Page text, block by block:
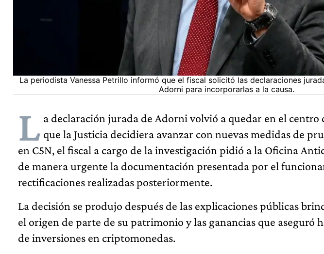
La periodista Vanessa Petrillo informó que el fiscal solicitó las declaraciones
Adorni para incorporarlas a la causa.
L a declaración jurada de Adorni volvió a quedar en el centro
que la Justicia decidiera avanzar con nuevas medidas de
en C5N, el fiscal a cargo de la investigación pidió a la Oficina
de manera urgente la documentación presentada por el
rectificaciones realizadas posteriormente.
La decisión se produjo después de las explicaciones públicas
el origen de parte de su patrimonio y las ganancias que aseguró
de inversiones en criptomonedas.